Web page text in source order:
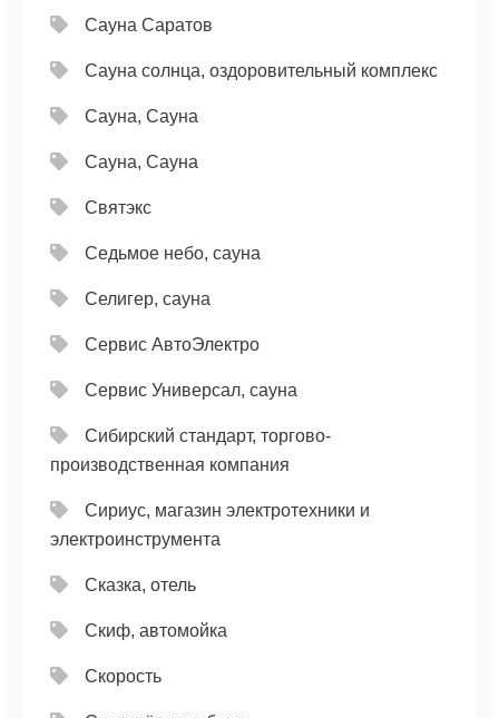
Сауна Саратов
Сауна солнца, оздоровительный комплекс
Сауна, Сауна
Сауна, Сауна
Святэкс
Седьмое небо, сауна
Селигер, сауна
Сервис АвтоЭлектро
Сервис Универсал, сауна
Сибирский стандарт, торгово-
производственная компания
Сириус, магазин электротехники и
электроинструмента
Сказка, отель
Скиф, автомойка
Скорость